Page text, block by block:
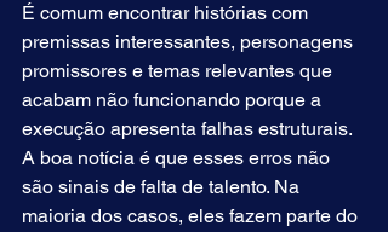
É comum encontrar histórias com
premissas interessantes, personagens
promissores e temas relevantes que
acabam não funcionando porque a
execução apresenta falhas estruturais.
A boa notícia é que esses erros não
são sinais de falta de talento. Na
maioria dos casos, eles fazem parte do